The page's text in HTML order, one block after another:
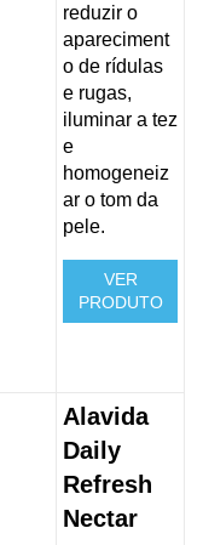
reduzir o
apareciment
o de rídulas
e rugas,
iluminar a tez
e
homogeneiz
ar o tom da
pele.
VER
PRODUTO
Alavida
Daily
Refresh
Nectar